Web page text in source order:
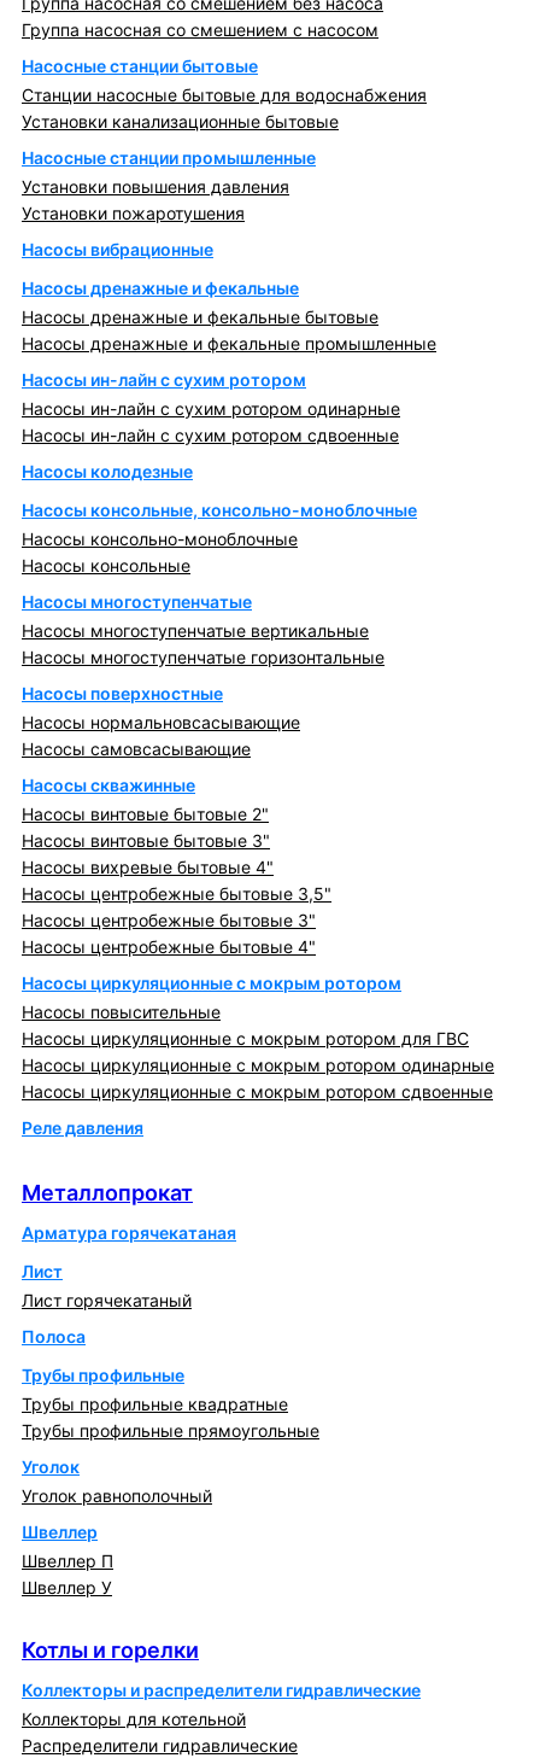
Группа насосная со смешением с насосом
Насосные станции бытовые
Станции насосные бытовые для водоснабжения
Установки канализационные бытовые
Насосные станции промышленные
Установки повышения давления
Установки пожаротушения
Насосы вибрационные
Насосы дренажные и фекальные
Насосы дренажные и фекальные бытовые
Насосы дренажные и фекальные промышленные
Насосы ин-лайн с сухим ротором
Насосы ин-лайн с сухим ротором одинарные
Насосы ин-лайн с сухим ротором сдвоенные
Насосы колодезные
Насосы консольные, консольно-моноблочные
Насосы консольно-моноблочные
Насосы консольные
Насосы многоступенчатые
Насосы многоступенчатые вертикальные
Насосы многоступенчатые горизонтальные
Насосы поверхностные
Насосы нормальновсасывающие
Насосы самовсасывающие
Насосы скважинные
Насосы винтовые бытовые 2"
Насосы винтовые бытовые 3"
Насосы вихревые бытовые 4"
Насосы центробежные бытовые 3,5"
Насосы центробежные бытовые 3"
Насосы центробежные бытовые 4"
Насосы циркуляционные с мокрым ротором
Насосы повысительные
Насосы циркуляционные с мокрым ротором для ГВС
Насосы циркуляционные с мокрым ротором одинарные
Насосы циркуляционные с мокрым ротором сдвоенные
Реле давления
Металлопрокат
Арматура горячекатаная
Лист
Лист горячекатаный
Полоса
Трубы профильные
Трубы профильные квадратные
Трубы профильные прямоугольные
Уголок
Уголок равнополочный
Швеллер
Швеллер П
Швеллер У
Котлы и горелки
Коллекторы и распределители гидравлические
Коллекторы для котельной
Распределители гидравлические